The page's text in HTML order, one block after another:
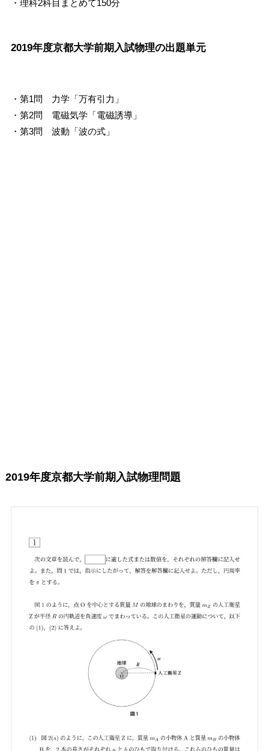
・理科2科目まとめて150分
2019年度京都大学前期入試物理の出題単元
・第1問 力学「万有引力」
・第2問 電磁気学「電磁誘導」
・第3問 波動「波の式」
2019年度京都大学前期入試物理問題